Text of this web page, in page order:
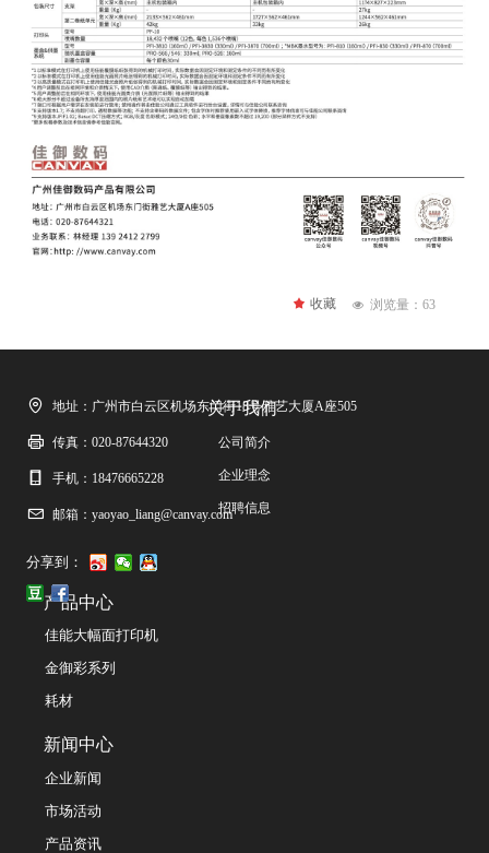
끄 收藏 넶 浏览量： 63
地址： 广州市白云区机场东门街18号雅艺大厦A座505
传真： 020-87644320
手机： 18476665228
邮箱： yaoyao_liang@canvay.com
关于我们
公司简介
企业理念
招聘信息
产品中心
佳能大幅面打印机
金御彩系列
耗材
新闻中心
企业新闻
市场活动
产品资讯
分享到：